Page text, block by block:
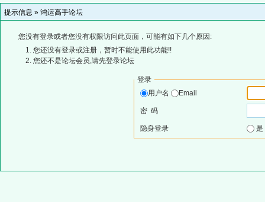
提示信息 » 鸿运高手论坛
您没有登录或者您没有权限访问此页面，可能有如下几个原因:
您还没有登录或注册，暂时不能使用此功能!!
您还不是论坛会员,请先登录论坛
登录
用户名
Email
密 码
隐身登录